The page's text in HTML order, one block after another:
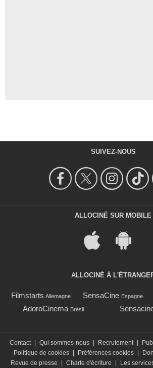
SUIVEZ-NOUS
ALLOCINÉ SUR MOBILE
ALLOCINÉ À
Filmstarts Allemagne SensaCine Espagne
AdoroCinema Brésil
Contact Qui sommes-nous Recrutement
Politique de cookies
Préférences cookies
Revue de presse
Charte d'écriture Les